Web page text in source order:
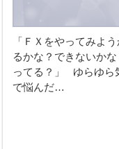
「ＦＸをやってみよ
るかな？できないか
ってる？」 ゆらゆら
で悩んだ…